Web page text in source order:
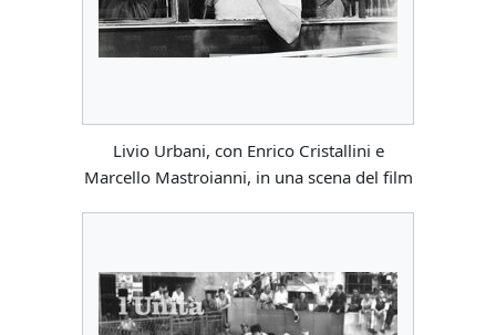
Livio Urbani, con Enrico Cristallini e
Marcello Mastroianni, in una scena del film